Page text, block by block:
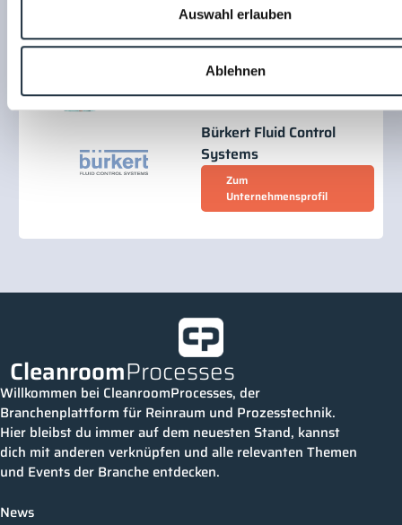
Auswahl erlauben
Ablehnen
Andreas Grau
Bürkert Fluid Control Systems
Bürkert Fluid Control
Systems
Zum
Unternehmensprofil
CleanroomProcesses
Willkommen bei CleanroomProcesses, der
Branchenplattform für Reinraum und Prozesstechnik.
Hier bleibst du immer auf dem neuesten Stand, kannst
dich mit anderen verknüpfen und alle relevanten Themen
und Events der Branche entdecken.
News